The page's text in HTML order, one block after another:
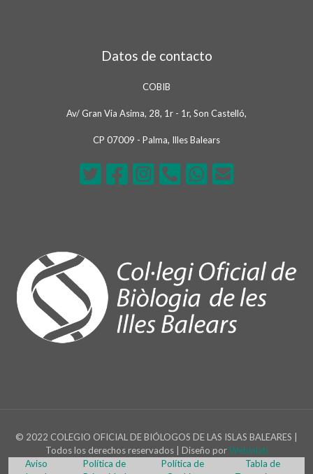
Datos de contacto
COBIB
Av/ Gran Via Asima, 28, 1r - 1r, Son Castelló,
CP 07009 - Palma, Illes Balears
© 2022 COLEGIO OFICIAL DE BIÓLOGOS DE LAS ISLAS BALEARES |
Todos los derechos reservados | Diseño porWebinlab
Aviso
Política de
Política de
Tabla de